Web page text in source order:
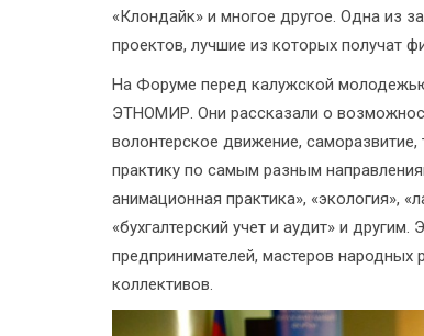
«Клондайк» и многое другое. Одна из
проектов, лучшие из которых получат
На Форуме перед калужской
ЭТНОМИР. Они рассказали о
волонтерское движение,
практику по самым разным
анимационная практика», «экология»,
«бухгалтерский учет и аудит» и
предпринимателей, мастеров народных
коллективов.